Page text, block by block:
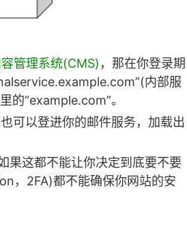
管理系统(CMS) ，那在你登录期
内部服
的“example.com”。
可以登进你的邮件服务，加载出
果这都不能让你决定到底要不要
，2FA)都不能确保你网站的安